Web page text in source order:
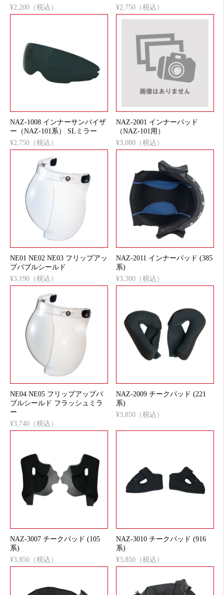
¥2,200（税込）
¥2,750（税込）
NAZ-1008 インナーサンバイザ
ー（NAZ-101系） SLミラー
¥2,750（税込）
NAZ-2001 インナーパッド
（NAZ-101用）
¥3,080（税込）
NE01 NE02 NE03 フリップアッ
プバブルシールド
¥3,190（税込）
NAZ-2011 インナーパッド (385
系)
¥3,300（税込）
NE04 NE05 フリップアップバ
ブルシールド フラッシュミラ
ー
¥3,740（税込）
NAZ-2009 チークパッド (221
系)
¥3,850（税込）
NAZ-3007 チークパッド (105
系)
¥3,850（税込）
NAZ-3010 チークパッド (916
系)
¥3,850（税込）